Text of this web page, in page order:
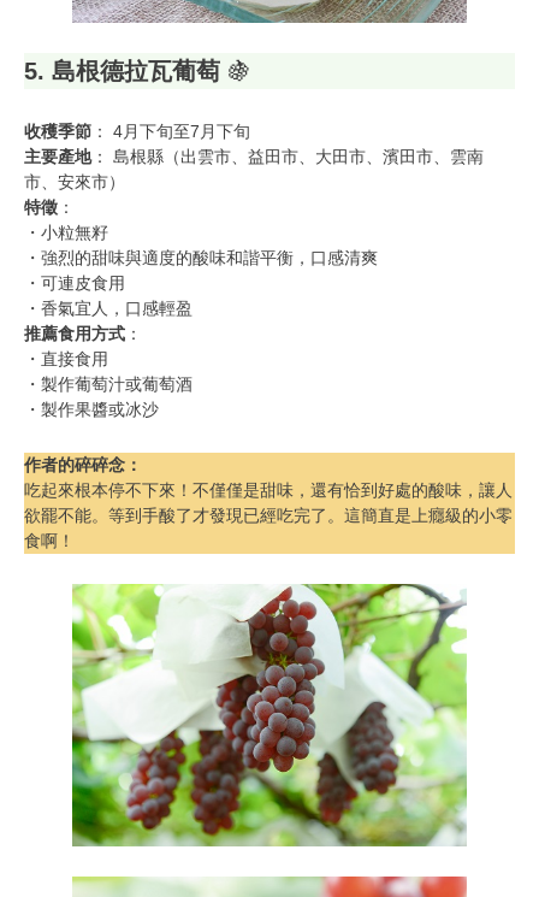
5. 島根德拉瓦葡萄 🍇
收穫季節 ： 4月下旬至7月下旬
主要產地： 島根縣（出雲市、益田市、大田市、濱田市、雲南
市、安來市）
特徵 ：
・小粒無籽
・強烈的甜味與適度的酸味和諧平衡，口感清爽
・可連皮食用
・香氣宜人，口感輕盈
推薦食用方式 ：
・直接食用
・製作葡萄汁或葡萄酒
・製作果醬或冰沙
作者的碎碎念 ：
吃起來根本停不下來！不僅僅是甜味，還有恰到好處的酸味，讓人
欲罷不能。等到手酸了才發現已經吃完了。這簡直是上癮級的小零
食啊！